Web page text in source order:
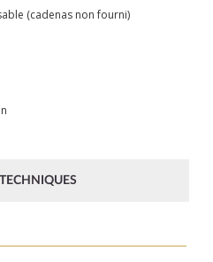
(cadenas non fourni)